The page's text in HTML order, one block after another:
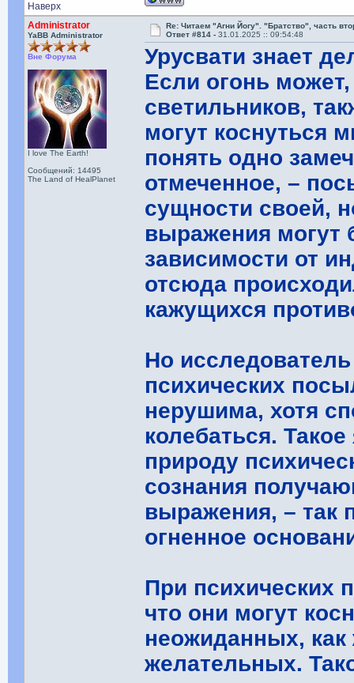
Наверх
Administrator
YaBB Administrator
Вне Форума
I love The Earth!
Сообщений: 14495
The Land of HealPlanet
Re: Читаем "Агни Йогу". "Братство", часть
Ответ #814 -31.01.2025 :: 09:54:48
Урусвати знает
Если огонь
светильников,
могут коснуться
понять одно
отмеченное, –
сущности своей,
выражения могут
зависимости от
отсюда
кажущихся
Но
психических
нерушима, хотя
колебаться.
природу
сознания
выражения, – так
огненное
При психических
что они могут
неожиданных,
желательных.